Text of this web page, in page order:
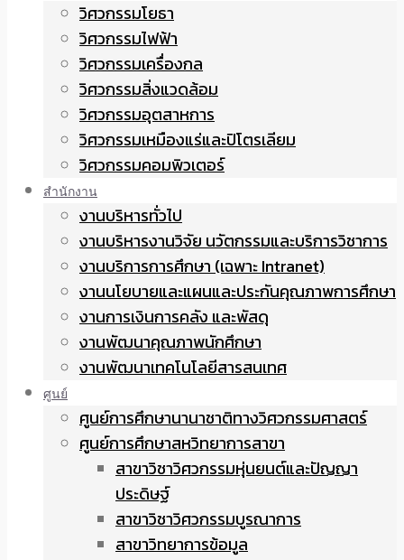
วิศวกรรมโยธา
วิศวกรรมไฟฟ้า
วิศวกรรมเครื่องกล
วิศวกรรมสิ่งแวดล้อม
วิศวกรรมอุตสาหการ
วิศวกรรมเหมืองแร่และปิโตรเลียม
วิศวกรรมคอมพิวเตอร์
สำนักงาน
งานบริหารทั่วไป
งานบริหารงานวิจัย นวัตกรรมและบริการวิชาการ
งานบริการการศึกษา (เฉพาะ Intranet)
งานนโยบายและแผนและประกันคุณภาพการศึกษา
งานการเงินการคลัง และพัสดุ
งานพัฒนาคุณภาพนักศึกษา
งานพัฒนาเทคโนโลยีสารสนเทศ
ศูนย์
ศูนย์การศึกษานานาชาติทางวิศวกรรมศาสตร์
ศูนย์การศึกษาสหวิทยาการสาขา
สาขาวิชาวิศวกรรมหุ่นยนต์และปัญญา
ประดิษฐ์
สาขาวิชาวิศวกรรมบูรณาการ
สาขาวิทยาการข้อมูล